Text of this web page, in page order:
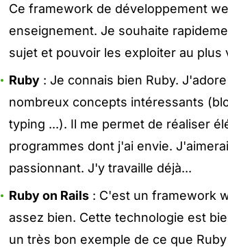
Ce framework de développement
enseignement. Je souhaite
sujet et pouvoir les exploiter au plus
Ruby : Je connais bien Ruby.
nombreux concepts intéressants
typing ...). Il me permet de réaliser
programmes dont j'ai envie.
passionnant. J'y travaille déjà...
Ruby on Rails : C'est un framework
assez bien. Cette technologie est
un très bon exemple de ce que